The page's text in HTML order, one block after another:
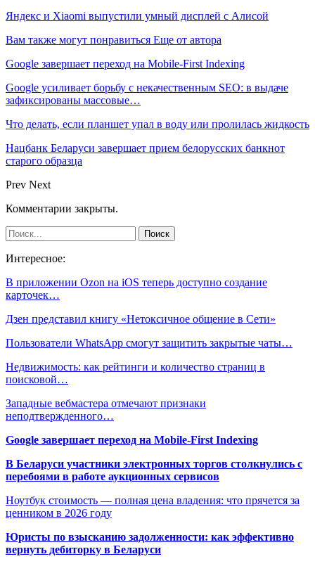
Яндекс и Xiaomi выпустили умный дисплей с Алисой
Вам также могут понравиться Еще от автора
Google завершает переход на Mobile-First Indexing
Google усиливает борьбу с некачественным SEO: в выдаче
зафиксированы массовые…
Что делать, если планшет упал в воду или пролилась жидкость
Нацбанк Беларуси завершает прием белорусских банкнот
старого образца
Prev Next
Комментарии закрыты.
Интересное:
В приложении Ozon на iOS теперь доступно создание
карточек…
Дзен представил книгу «Нетоксичное общение в Сети»
Пользователи WhatsApp смогут защитить закрытые чаты…
Недвижимость: как рейтинги и количество страниц в
поисковой…
Западные вебмастера отмечают признаки
неподтвержденного…
Google завершает переход на Mobile-First Indexing
В Беларуси участники электронных торгов столкнулись с
перебоями в работе аукционных сервисов
Ноутбук стоимость — полная цена владения: что прячется за
ценником в 2026 году
Юристы по взысканию задолженности: как эффективно
вернуть дебиторку в Беларуси